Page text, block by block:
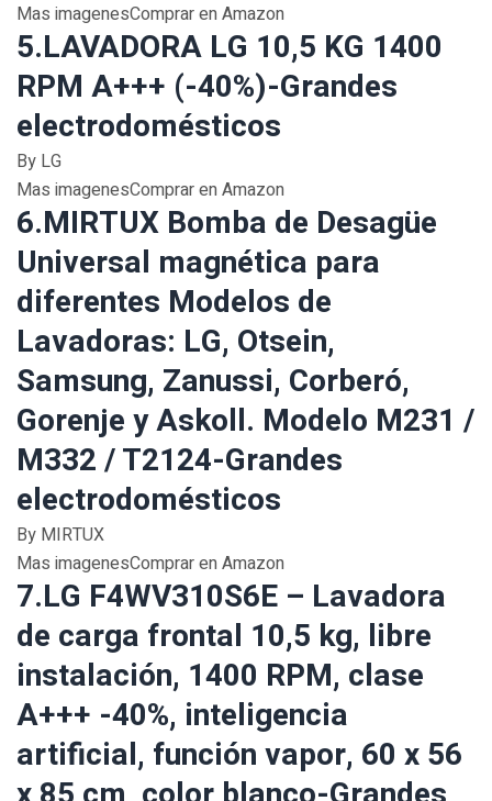
Mas imagenesComprar en Amazon
5.LAVADORA LG 10,5 KG 1400
RPM A+++ (-40%)-Grandes
electrodomésticos
By LG
Mas imagenesComprar en Amazon
6.MIRTUX Bomba de Desagüe
Universal magnética para
diferentes Modelos de
Lavadoras: LG, Otsein,
Samsung, Zanussi, Corberó,
Gorenje y Askoll. Modelo M231 /
M332 / T2124-Grandes
electrodomésticos
By MIRTUX
Mas imagenesComprar en Amazon
7.LG F4WV310S6E – Lavadora
de carga frontal 10,5 kg, libre
instalación, 1400 RPM, clase
A+++ -40%, inteligencia
artificial, función vapor, 60 x 56